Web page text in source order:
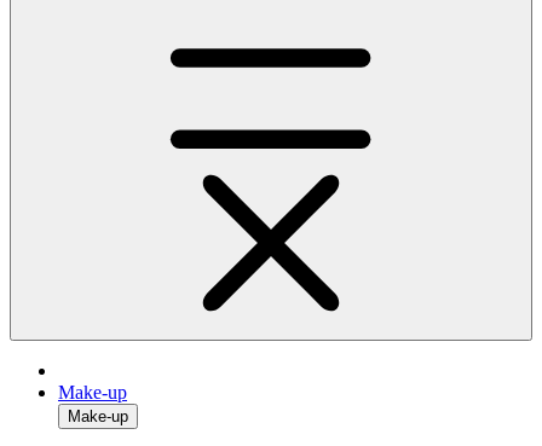
Make-up
Make-up